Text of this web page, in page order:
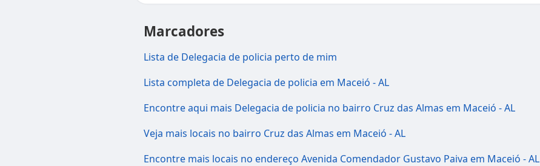
Marcadores
Lista de Delegacia de policia perto de mim
Lista completa de Delegacia de policia em Maceió - AL
Encontre aqui mais Delegacia de policia no bairro Cruz das Almas em Maceió - AL
Veja mais locais no bairro Cruz das Almas em Maceió - AL
Encontre mais locais no endereço Avenida Comendador Gustavo Paiva em Maceió - AL